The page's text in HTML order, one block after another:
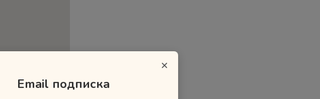
×
Email подписка